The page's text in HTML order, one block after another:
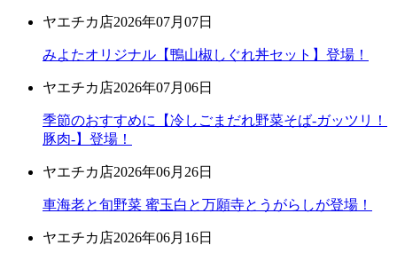
ヤエチカ店2026年07月07日
みよたオリジナル【鴨山椒しぐれ丼セット】登場！
ヤエチカ店2026年07月06日
季節のおすすめに【冷しごまだれ野菜そば-ガッツリ！
豚肉-】登場！
ヤエチカ店2026年06月26日
車海老と旬野菜 蜜玉白と万願寺とうがらしが登場！
ヤエチカ店2026年06月16日